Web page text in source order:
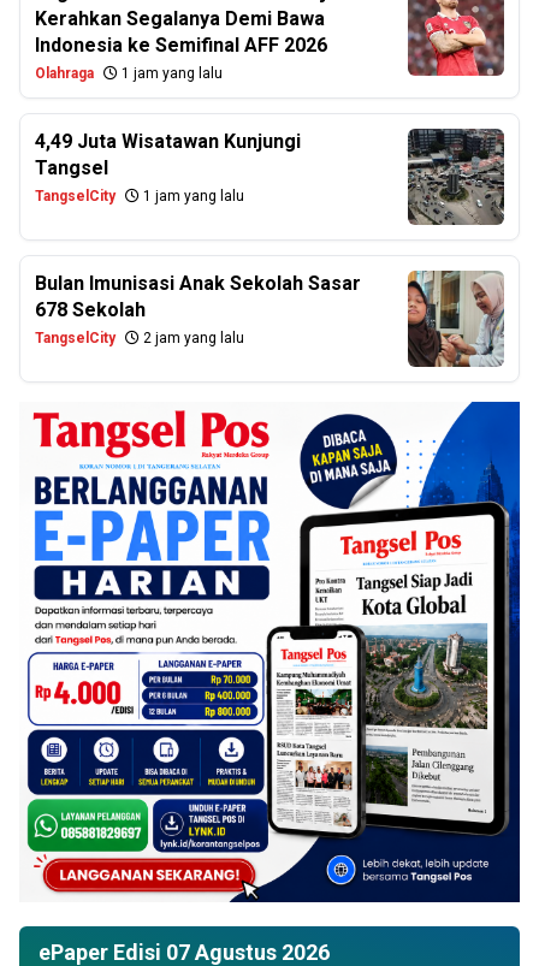
Kerahkan Segalanya Demi Bawa
Indonesia ke Semifinal AFF 2026
Olahraga 1 jam yang lalu
4,49 Juta Wisatawan Kunjungi
Tangsel
TangselCity 1 jam yang lalu
Bulan Imunisasi Anak Sekolah Sasar
678 Sekolah
TangselCity 2 jam yang lalu
ePaper Edisi 07 Agustus 2026